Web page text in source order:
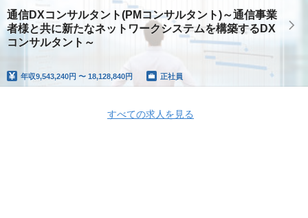
通信DXコンサルタント(PMコンサルタント)～通信事業
者様と共に新たなネットワークシステムを構築するDX
コンサルタント～
年収9,543,240円 〜 18,128,840円 正社員
すべての求人を見る